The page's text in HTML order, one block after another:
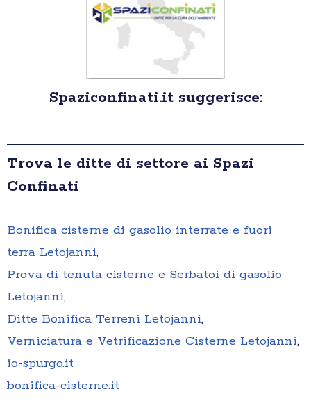
Spaziconfinati.it suggerisce:
Trova le ditte di settore ai Spazi
Confinati
Bonifica cisterne di gasolio interrate e fuori
terra Letojanni,
Prova di tenuta cisterne e Serbatoi di gasolio
Letojanni,
Ditte Bonifica Terreni Letojanni,
Verniciatura e Vetrificazione Cisterne Letojanni,
io-spurgo.it
bonifica-cisterne.it